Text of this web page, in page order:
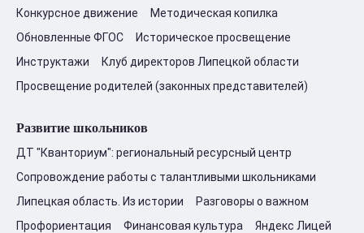
Конкурсное движение
Методическая копилка
Обновленные ФГОС
Историческое просвещение
Инструктажи
Клуб директоров Липецкой области
Просвещение родителей (законных представителей)
Развитие школьников
ДТ "Кванториум": региональный ресурсный центр
Сопровождение работы с талантливыми школьниками
Липецкая область. Из истории
Разговоры о важном
Профориентация
Финансовая культура Яндекс Лицей